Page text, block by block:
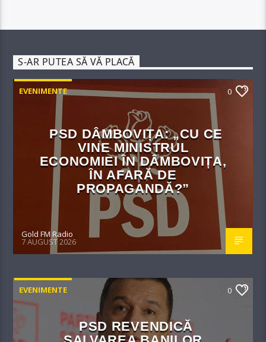
S-AR PUTEA SĂ VĂ PLACĂ
EVENIMENTE 0
PSD DÂMBOVIȚA: „CU CE
VINE MINISTRUL
ECONOMIEI ÎN DÂMBOVIȚA,
ÎN AFARĂ DE
PROPAGANDĂ?”
Gold FM Radio
7 AUGUST 2026
EVENIMENTE 0
PSD REVENDICĂ